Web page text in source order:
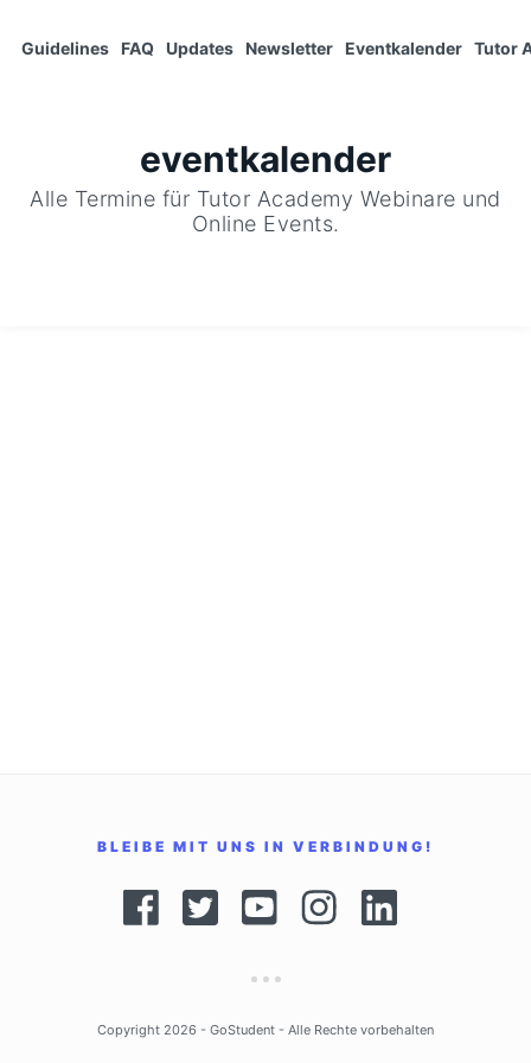
Guidelines FAQ Updates Newsletter Eventkalender Tutor
eventkalender
Alle Termine für Tutor Academy Webinare und
Online Events.
BLEIBE MIT UNS IN VERBINDUNG!
Copyright 2026 - GoStudent - Alle Rechte vorbehalten